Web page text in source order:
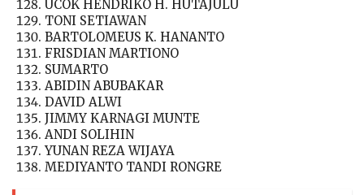
UCOK HENDRIKO H. HUTAJULU
TONI SETIAWAN
BARTOLOMEUS K. HANANTO
FRISDIAN MARTIONO
SUMARTO
ABIDIN ABUBAKAR
DAVID ALWI
JIMMY KARNAGI MUNTE
ANDI SOLIHIN
YUNAN REZA WIJAYA
MEDIYANTO TANDI RONGRE